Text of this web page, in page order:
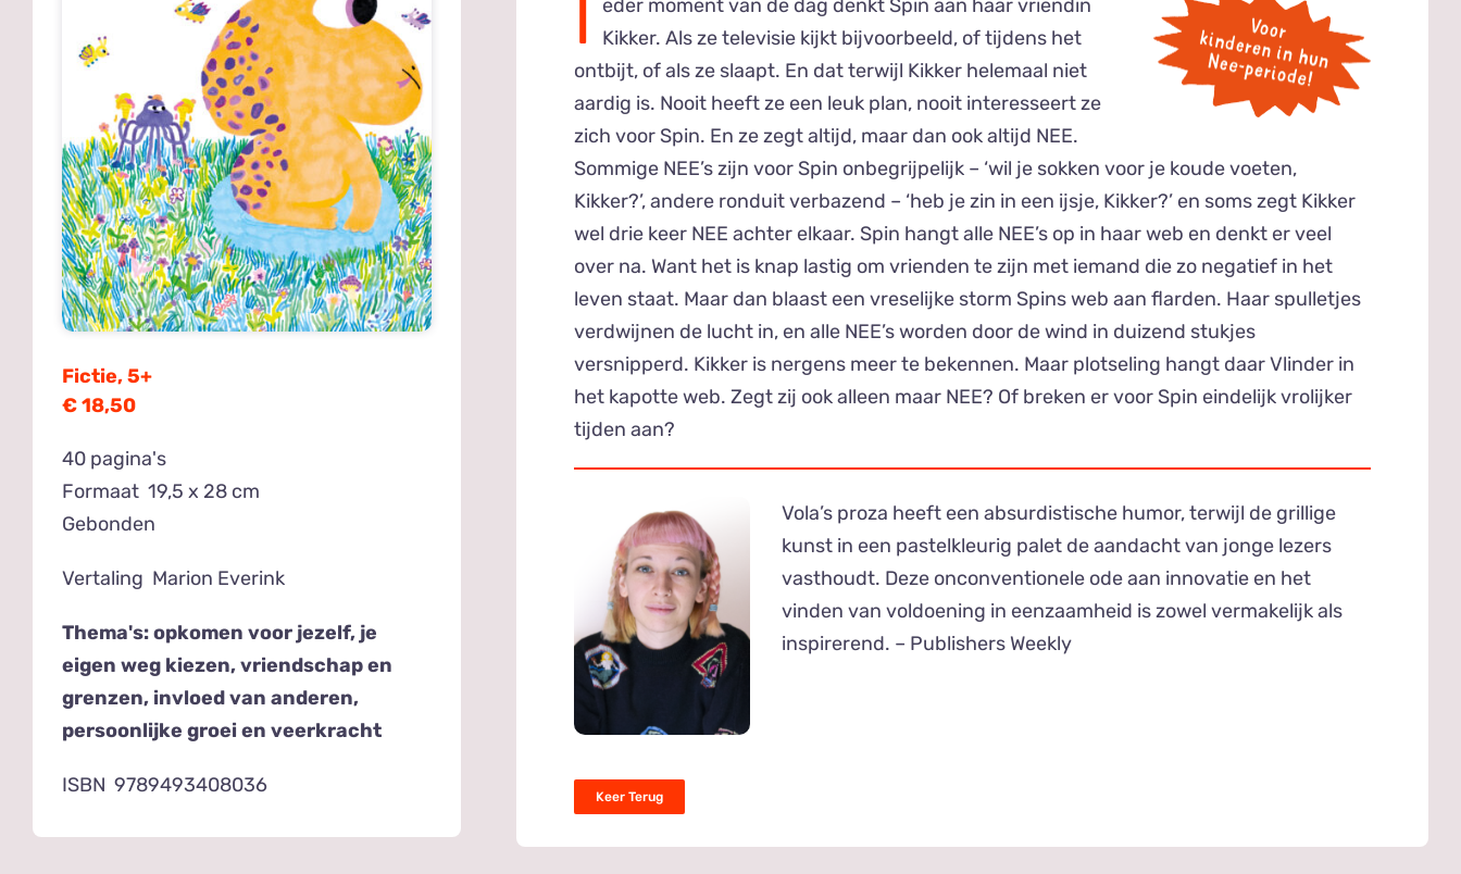
Fictie, 5+
€ 18,50
40 pagina's
Formaat 19,5 x 28 cm
Gebonden
Vertaling Marion Everink
Thema's: opkomen voor jezelf, je
eigen weg kiezen, vriendschap en
grenzen, invloed van anderen,
persoonlijke groei en veerkracht
ISBN 9789493408036
I
eder moment van de dag denkt Spin aan haar vriendin
Kikker. Als ze televisie kijkt bijvoorbeeld, of tijdens het
ontbijt, of als ze slaapt. En dat terwijl Kikker helemaal niet
aardig is. Nooit heeft ze een leuk plan, nooit interesseert ze
zich voor Spin. En ze zegt altijd, maar dan ook altijd NEE.
Sommige NEE’s zijn voor Spin onbegrijpelijk – ‘wil je sokken voor je koude voeten,
Kikker?’, andere ronduit verbazend – ‘heb je zin in een ijsje, Kikker?’ en soms zegt Kikker
wel drie keer NEE achter elkaar. Spin hangt alle NEE’s op in haar web en denkt er veel
over na. Want het is knap lastig om vrienden te zijn met iemand die zo negatief in het
leven staat. Maar dan blaast een vreselijke storm Spins web aan flarden. Haar spulletjes
verdwijnen de lucht in, en alle NEE’s worden door de wind in duizend stukjes
versnipperd. Kikker is nergens meer te bekennen. Maar plotseling hangt daar Vlinder in
het kapotte web. Zegt zij ook alleen maar NEE? Of breken er voor Spin eindelijk vrolijker
tijden aan?
Vola’s proza heeft een absurdistische humor, terwijl de grillige
kunst in een pastelkleurig palet de aandacht van jonge lezers
vasthoudt. Deze onconventionele ode aan innovatie en het
vinden van voldoening in eenzaamheid is zowel vermakelijk als
inspirerend. – Publishers Weekly
Keer Terug